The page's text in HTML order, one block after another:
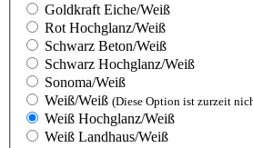
Goldkraft Eiche/Weiß
Rot Hochglanz/Weiß
Schwarz Beton/Weiß
Schwarz Hochglanz/Weiß
Sonoma/Weiß
Weiß/Weiß (Diese Option ist zurzeit
Weiß Hochglanz/Weiß
Weiß Landhaus/Weiß